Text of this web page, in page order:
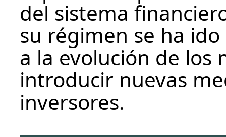
del sistema
su régimen se ha
a la evolución de los
introducir nuevas
inversores.